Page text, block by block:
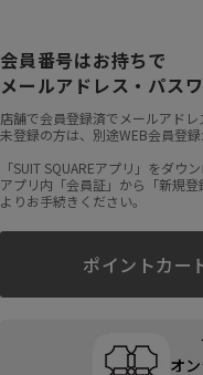
会員番号はお持ちで
メールアドレス・パス
店舗で会員登録済でメールアド
未登録の方は、別途WEB会員登録
「SUIT SQUAREアプリ」をダウ
アプリ内「会員証」から「新規登
よりお手続きください。
ポイントカー
オ